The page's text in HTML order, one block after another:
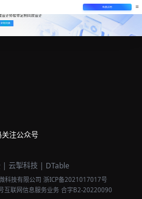
免费试用
设计师帮你定制同款设计
定制同款
注公众号
| 云掣科技 | DTable
科技有限公司 浙ICP备2021017017号
互联网信息服务业务 合字B2-20220090